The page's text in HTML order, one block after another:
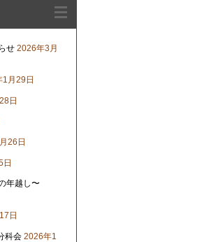
せ 2026年3月
月29日
日
26日
日
年越し〜
日
科会 2026年1